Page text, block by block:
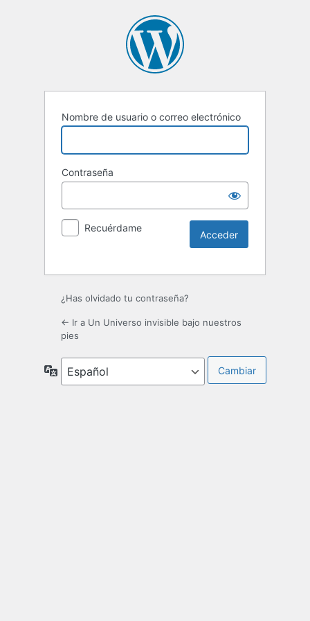
Nombre de usuario o correo electrónico
Contraseña
Recuérdame
¿Has olvidado tu contraseña?
← Ir a Un Universo invisible bajo nuestros
pies
Idioma